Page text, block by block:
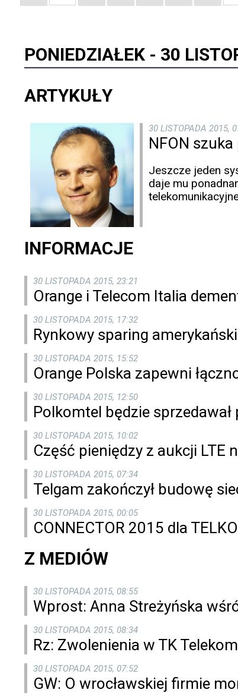
PONIEDZIAŁEK - 30
ARTYKUŁY
30 LISTOPADA 2015,
NFON
Jeszcze jeden
daje mu
INFORMACJE
30 LISTOPADA 2015, 23:21
Orange i Telecom Italia
30 LISTOPADA 2015, 17:32
Rynkowy sparing
30 LISTOPADA 2015, 15:52
Orange Polska zapewni
30 LISTOPADA 2015, 12:50
Polkomtel będzie sprzedawał
30 LISTOPADA 2015, 10:02
Część pieniędzy z aukcji LTE
30 LISTOPADA 2015, 07:34
Telgam zakończył budowę
30 LISTOPADA 2015, 00:05
CONNECTOR 2015 dla
Z MEDIÓW
30 LISTOPADA 2015, 08:55
Wprost: Anna Streżyńska
30 LISTOPADA 2015, 08:34
Rz: Zwolenienia w TK Telekom
30 LISTOPADA 2015, 07:52
GW: O wrocławskiej firmie